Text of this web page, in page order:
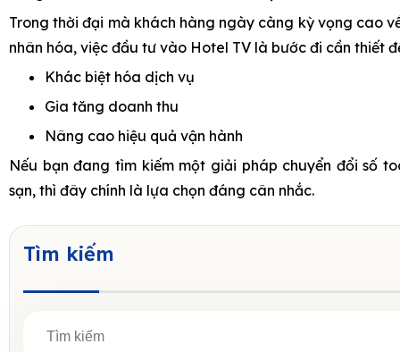
Trong thời đại mà khách hàng ngày càng kỳ vọng cao
nhân hóa, việc đầu tư vào Hotel TV là bước đi cần thiết
Khác biệt hóa dịch vụ
Gia tăng doanh thu
Nâng cao hiệu quả vận hành
Nếu bạn đang tìm kiếm một giải pháp chuyển đổi số
sạn, thì đây chính là lựa chọn đáng cân nhắc.
Tìm kiếm